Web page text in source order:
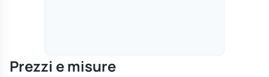
Prezzi e misure